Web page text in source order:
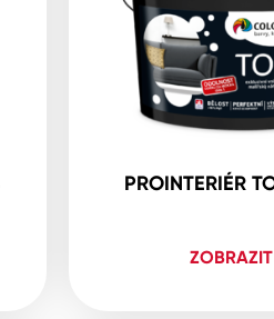
PROINTERIÉR
ZOBRAZIT